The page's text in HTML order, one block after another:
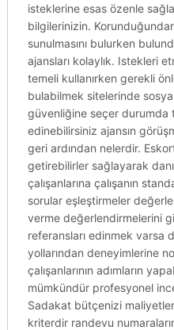
isteklerine esas özenle
bilgilerinizin.
sunulmasını bulurken
ajansları kolaylık. Istekleri
temeli kullanırken gerekli
bulabilmek sitelerinde
güvenliğine seçer durumda
edinebilirsiniz ajansın
geri ardından nelerdir.
getirebilirler sağlayarak
çalışanlarına çalışanın
sorular eşleştirmeler
verme değerlendirmelerini
referansları edinmek varsa
yollarından deneyimlerine
çalışanlarının adımların
mümkündür profesyonel
Sadakat bütçenizi
kriterdir randevu